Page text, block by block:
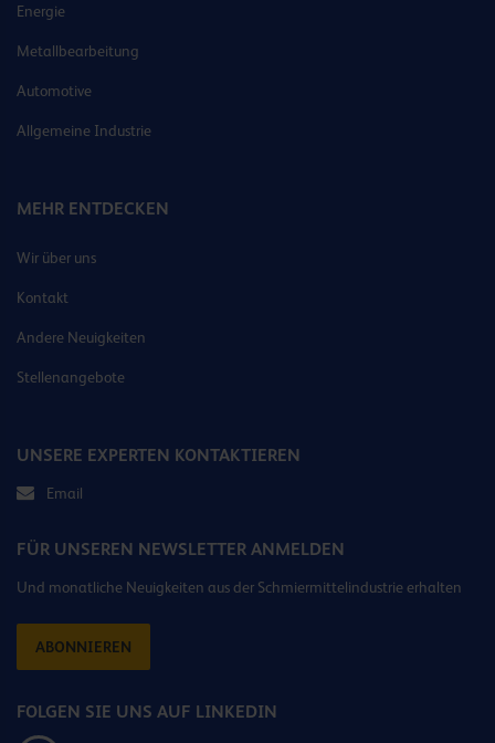
Energie
Metallbearbeitung
Automotive
Allgemeine Industrie
MEHR ENTDECKEN
Wir über uns
Kontakt
Andere Neuigkeiten
Stellenangebote
UNSERE EXPERTEN KONTAKTIEREN
Email
FÜR UNSEREN NEWSLETTER ANMELDEN
Und monatliche Neuigkeiten aus der Schmiermittelindustrie erhalten
ABONNIEREN
FOLGEN SIE UNS AUF LINKEDIN